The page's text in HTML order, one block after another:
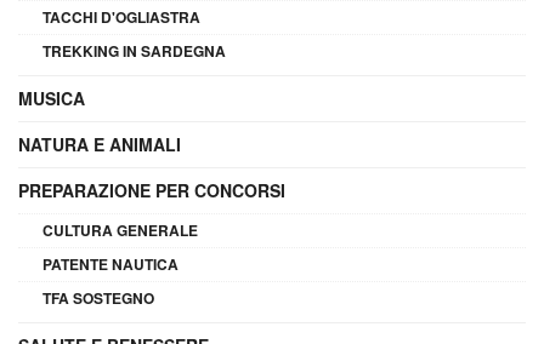
TACCHI D'OGLIASTRA
TREKKING IN SARDEGNA
MUSICA
NATURA E ANIMALI
PREPARAZIONE PER CONCORSI
CULTURA GENERALE
PATENTE NAUTICA
TFA SOSTEGNO